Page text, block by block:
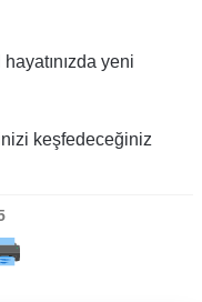
yeni
keşfedeceğiniz